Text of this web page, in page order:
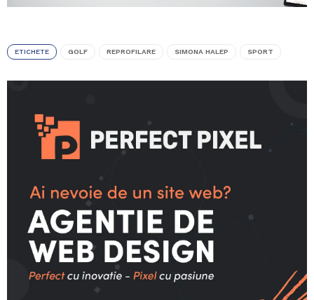
ETICHETE GOLF REPROFILARE SIMONA HALEP SPORT